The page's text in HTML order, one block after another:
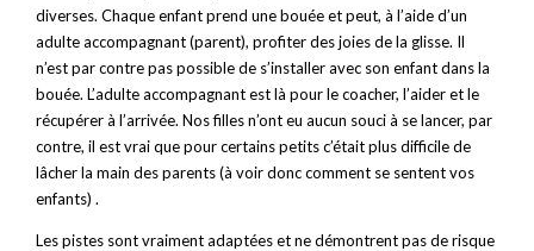
diverses. Chaque enfant prend une bouée et peut, à l’aide d’un
adulte accompagnant (parent), profiter des joies de la glisse. Il
n’est par contre pas possible de s’installer avec son enfant dans la
bouée. L’adulte accompagnant est là pour le coacher, l’aider et le
récupérer à l’arrivée. Nos filles n’ont eu aucun souci à se lancer, par
contre, il est vrai que pour certains petits c’était plus difficile de
lâcher la main des parents (à voir donc comment se sentent vos
enfants) .
Les pistes sont vraiment adaptées et ne démontrent pas de risque